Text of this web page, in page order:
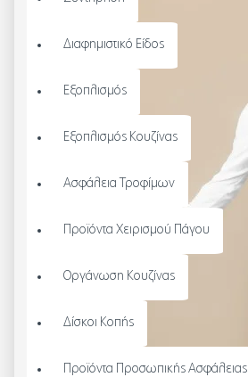
Διαφημιστικό Είδος
Εξοπλισμός
Εξοπλισμός Κουζίνας
Ασφάλεια Τροφίμων
Προϊόντα Χειρισμού Πάγου
Οργάνωση Κουζίνας
Δίσκοι Κοπής
Προϊόντα Προσωπικής Ασφάλειας